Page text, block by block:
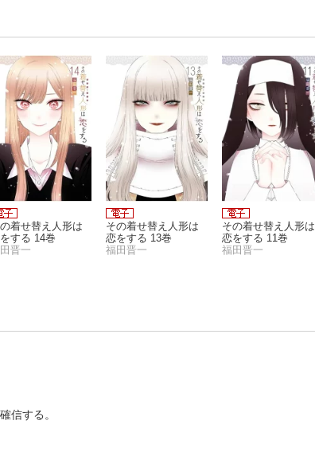
着せ替え人形は
する 14巻
晋一
その着せ替え人形は
恋をする 13巻
福田晋一
その着せ替え人形は
恋をする 11巻
福田晋一
信する。